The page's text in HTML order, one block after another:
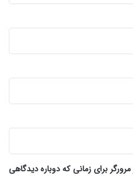
برای زمانی که دوباره دیدگاهی